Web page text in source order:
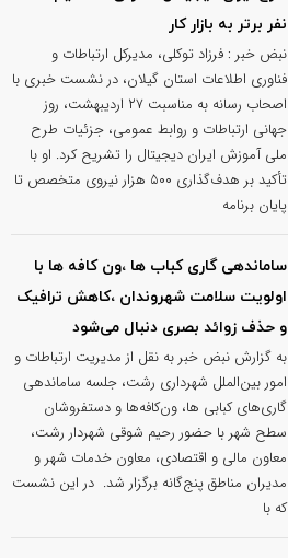
نفر برتر به بازار کار
نبض خبر : فرزاد توکلی، مدیرکل ارتباطات و
فناوری اطلاعات استان گیلان، در نشست خبری با
اصحاب رسانه به مناسبت ۲۷ اردیبهشت، روز
جهانی ارتباطات و روابط عمومی، جزئیات طرح
ملی آموزش ایران دیجیتال را تشریح کرد. او با
تأکید بر هدف‌گذاری ۵۰۰ هزار نیروی متخصص تا
پایان برنامه
ساماندهی گاری کباب ها ،ون کافه ها با
اولویت سلامت شهروندان ،کاهش ترافیک
و حذف زوائد بصری دنبال می‌شود
به گزارش نبض خبر به نقل از مدیریت ارتباطات و
امور بین‌الملل شهرداری رشت، جلسه ساماندهی
گاری‌های کبابی ها، ون‌کافه‌ها و دستفروشان
سطح شهر با حضور رحیم شوقی شهردار رشت،
معاون مالی و اقتصادی، معاون خدمات شهر و
مدیران مناطق پنج‌گانه برگزار شد. ‌ در این نشست
که با